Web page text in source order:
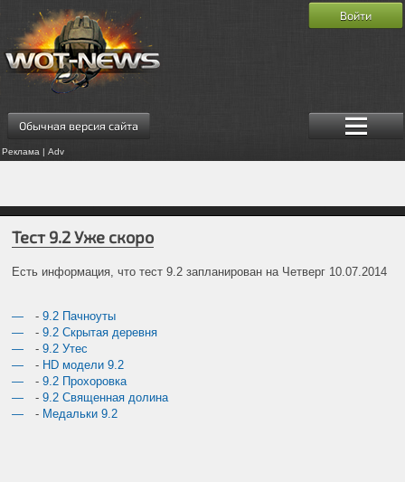
Обычная версия сайта
Реклама | Adv
Войти
Тест 9.2 Уже скоро
Есть информация, что тест 9.2 запланирован на Четверг 10.07.2014
-9.2 Пачноуты
-9.2 Скрытая деревня
-9.2 Утес
- HD модели 9.2
-9.2 Прохоровка
-9.2 Священная долина
- Медальки 9.2